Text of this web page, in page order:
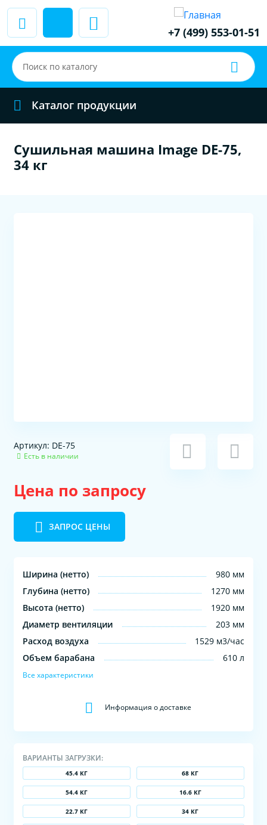
+7 (499) 553-01-51
Каталог продукции
Сушильная машина Image DE-75,
34 кг
Артикул: DE-75
Есть в наличии
Цена по запросу
ЗАПРОС ЦЕНЫ
Ширина (нетто)
980 мм
Глубина (нетто)
1270 мм
Высота (нетто)
1920 мм
Диаметр вентиляции
203 мм
Расход воздуха
1529 м3/час
Объем барабана
610 л
Все характеристики
Информация о доставке
ВАРИАНТЫ ЗАГРУЗКИ:
45.4 КГ 68 КГ
54.4 КГ 16.6 КГ
22.7 КГ 34 КГ